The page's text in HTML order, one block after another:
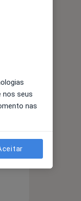
11 Ago
nos seus
nas